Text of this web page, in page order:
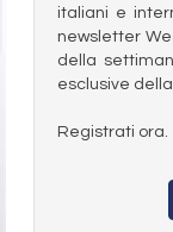
italiani e
newsletter
della
esclusive
Registrati ora.